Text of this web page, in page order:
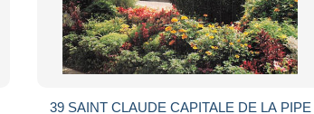
39 SAINT CLAUDE CAPITALE DE LA PIPE